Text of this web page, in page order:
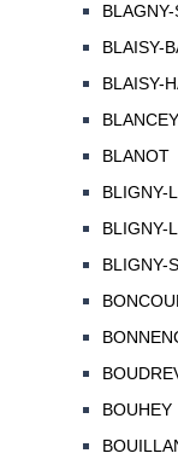
BLAISY-
BLAISY-
BLANCEY
BLANOT
BLIGNY-
BLIGNY-
BLIGNY-
BOUHEY